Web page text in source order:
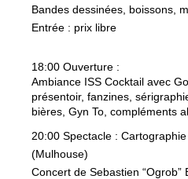
Bandes dessinées, boissons,
Entrée : prix libre
18:00 Ouverture :
Ambiance ISS Cocktail avec
présentoir, fanzines,
bières, Gyn To, compléments
20:00 Spectacle :
(Mulhouse)
Concert de Sebastien